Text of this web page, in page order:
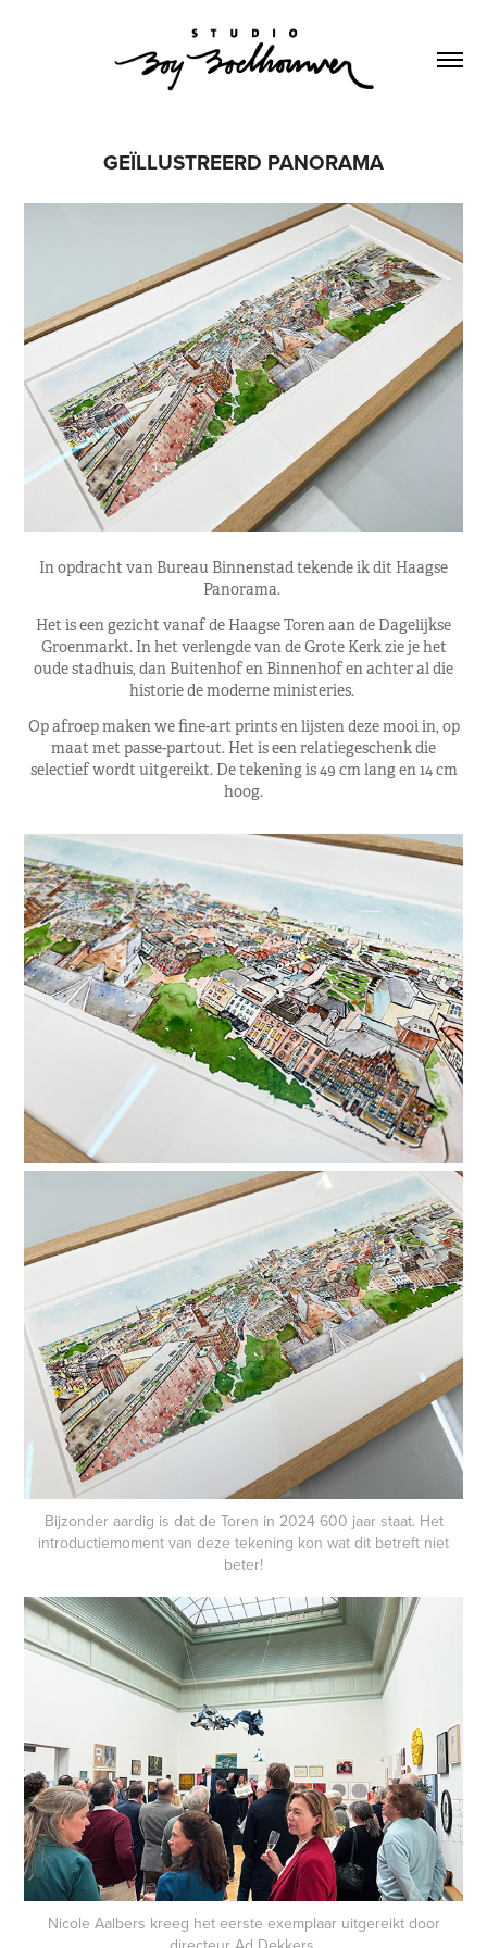
GEÏLLUSTREERD PANORAMA
In opdracht van Bureau Binnenstad tekende ik dit Haagse
Panorama.
Het is een gezicht vanaf de Haagse Toren aan de Dagelijkse
Groenmarkt. In het verlengde van de Grote Kerk zie je het
oude stadhuis, dan Buitenhof en Binnenhof en achter al die
historie de moderne ministeries.
Op afroep maken we fine-art prints en lijsten deze mooi in, op
maat met passe-partout. Het is een relatiegeschenk die
selectief wordt uitgereikt. De tekening is 49 cm lang en 14 cm
hoog.
Bijzonder aardig is dat de Toren in 2024 600 jaar staat. Het
introductiemoment van deze tekening kon wat dit betreft niet
beter!
Nicole Aalbers kreeg het eerste exemplaar uitgereikt door